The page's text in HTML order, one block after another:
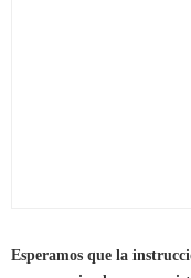
Esperamos que la